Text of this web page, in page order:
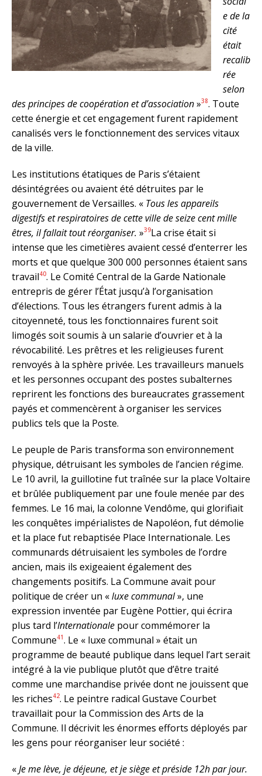
e de la
cité
était
recalib
rée
selon
des principes de coopération et d’association»38. Toute
cette énergie et cet engagement furent rapidement
canalisés vers le fonctionnement des services vitaux
de la ville.
Les institutions étatiques de Paris s’étaient
désintégrées ou avaient été détruites par le
gouvernement de Versailles. « Tous les appareils
digestifs et respiratoires de cette ville de seize cent mille
êtres, il fallait tout réorganiser. »39La crise était si
intense que les cimetières avaient cessé d’enterrer les
morts et que quelque 300 000 personnes étaient sans
travail40. Le Comité Central de la Garde Nationale
entrepris de gérer l’État jusqu’à l’organisation
d’élections. Tous les étrangers furent admis à la
citoyenneté, tous les fonctionnaires furent soit
limogés soit soumis à un salarie d’ouvrier et à la
révocabilité. Les prêtres et les religieuses furent
renvoyés à la sphère privée. Les travailleurs manuels
et les personnes occupant des postes subalternes
reprirent les fonctions des bureaucrates grassement
payés et commencèrent à organiser les services
publics tels que la Poste.
Le peuple de Paris transforma son environnement
physique, détruisant les symboles de l’ancien régime.
Le 10 avril, la guillotine fut traînée sur la place Voltaire
et brûlée publiquement par une foule menée par des
femmes. Le 16 mai, la colonne Vendôme, qui glorifiait
les conquêtes impérialistes de Napoléon, fut démolie
et la place fut rebaptisée Place Internationale. Les
communards détruisaient les symboles de l’ordre
ancien, mais ils exigeaient également des
changements positifs. La Commune avait pour
politique de créer un «luxe communal», une
expression inventée par Eugène Pottier, qui écrira
plus tard l’Internationale pour commémorer la
Commune41. Le « luxe communal » était un
programme de beauté publique dans lequel l’art serait
intégré à la vie publique plutôt que d’être traité
comme une marchandise privée dont ne jouissent que
les riches42. Le peintre radical Gustave Courbet
travaillait pour la Commission des Arts de la
Commune. Il décrivit les énormes efforts déployés par
les gens pour réorganiser leur société :
«Je me lève, je déjeune, et je siège et préside 12h par jour.